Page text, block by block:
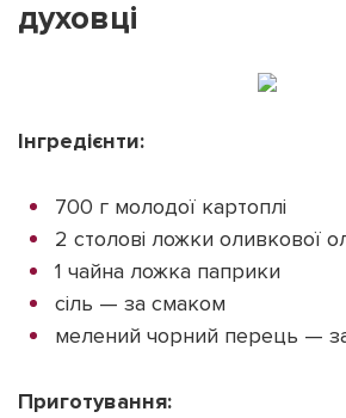
Політика конфіденційності
Підтримати
духовці
Інгредієнти:
700 г молодої картоплі
2 столові ложки оливкової
1 чайна ложка паприки
сіль — за смаком
мелений чорний перець —
Приготування: